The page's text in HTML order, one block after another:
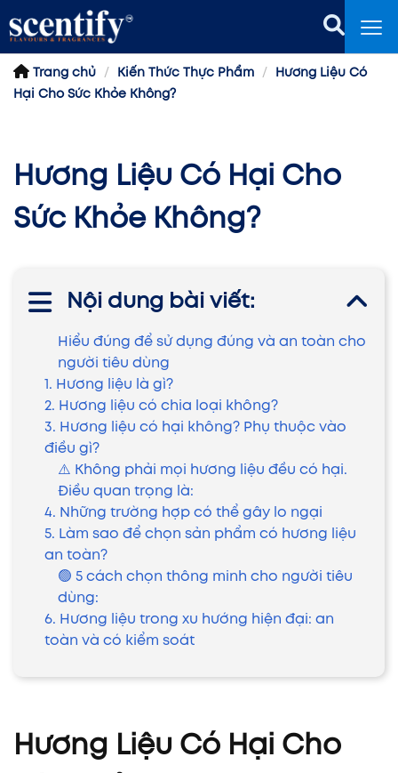
Trang chủ Kiến Thức Thực Phẩm
Hương Liệu Có
Hại Cho Sức Khỏe Không?
Hương Liệu Có Hại Cho
Sức Khỏe Không?
Nội dung bài viết:
Hiểu đúng để sử dụng đúng và an toàn cho
người tiêu dùng
1. Hương liệu là gì?
2. Hương liệu có chia loại không?
3. Hương liệu có hại không? Phụ thuộc vào
điều gì?
⚠️ Không phải mọi hương liệu đều có hại.
Điều quan trọng là:
4. Những trường hợp có thể gây lo ngại
5. Làm sao để chọn sản phẩm có hương liệu
an toàn?
🟢 5 cách chọn thông minh cho người tiêu
dùng:
6. Hương liệu trong xu hướng hiện đại: an
toàn và có kiểm soát
Hương Liệu Có Hại Cho